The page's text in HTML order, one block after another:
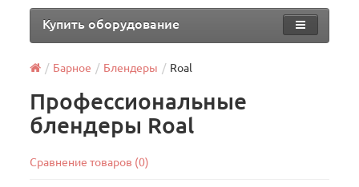
Купить оборудование
Барное Блендеры Roal
Профессиональные
блендеры Roal
Сравнение товаров (0)